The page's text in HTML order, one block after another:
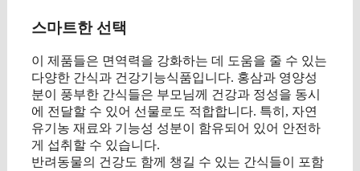
스마트한 선택
이 제품들은 면역력을 강화하는 데 도움을 줄 수 있는
다양한 간식과 건강기능식품입니다. 홍삼과 영양성
분이 풍부한 간식들은 부모님께 건강과 정성을 동시
에 전달할 수 있어 선물로도 적합합니다. 특히, 자연
유기농 재료와 기능성 성분이 함유되어 있어 안전하
게 섭취할 수 있습니다.
반려동물의 건강도 함께 챙길 수 있는 간식들이 포함